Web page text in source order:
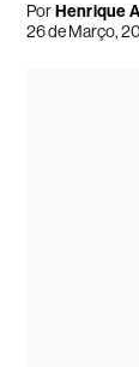
PorHenrique
26 de Março,